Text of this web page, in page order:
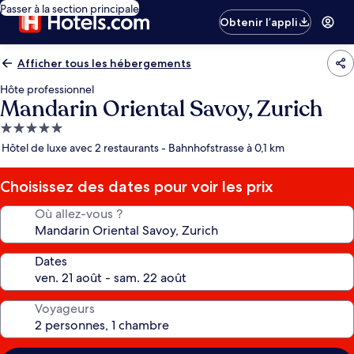
Passer à la section principale
Obtenir l’appli
Afficher tous les hébergements
Hôte professionnel
Mandarin Oriental Savoy, Zurich
Hébergement
5.0 étoiles
Hôtel de luxe avec 2 restaurants - Bahnhofstrasse à 0,1 km
Choisissez des dates pour voir les prix
Où allez-vous ?
Dates
Voyageurs